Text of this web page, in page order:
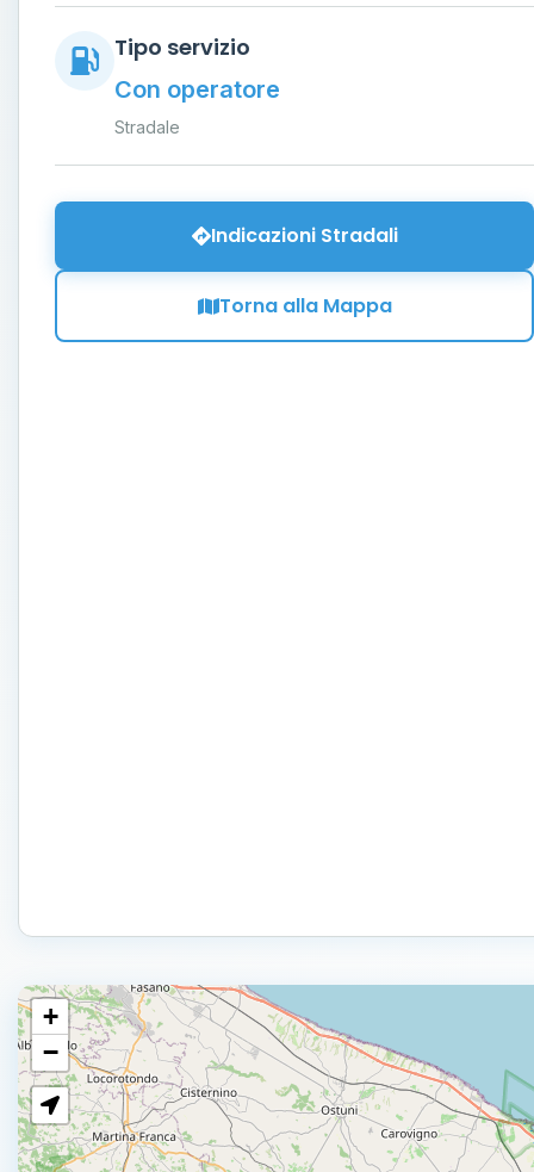
Tipo servizio
Con operatore
Stradale
Indicazioni Stradali
Torna alla Mappa
+
−